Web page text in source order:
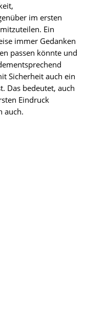
im ersten
Ein
immer Gedanken
passen könnte und
Sicherheit auch ein
Das bedeutet, auch
Eindruck
auch.